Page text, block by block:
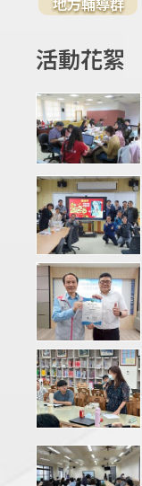
活動花絮